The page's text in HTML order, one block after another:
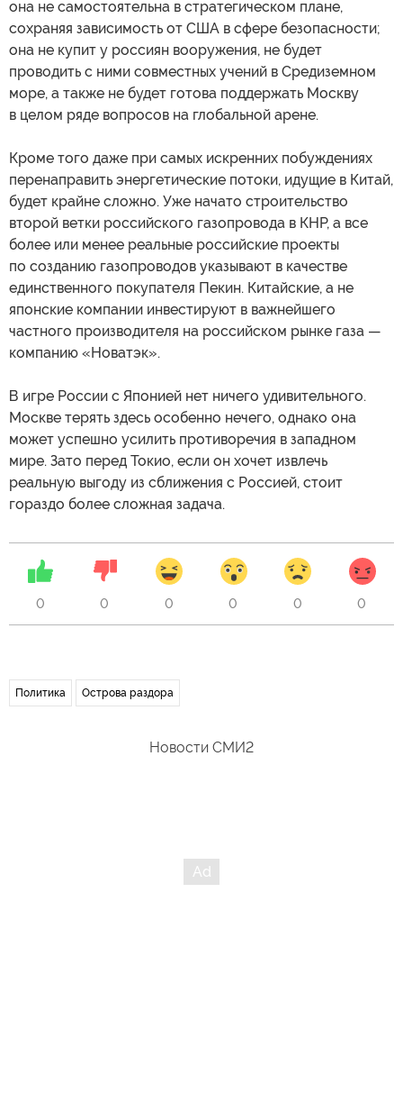
она не самостоятельна в стратегическом плане,
сохраняя зависимость от США в сфере безопасности;
она не купит у россиян вооружения, не будет
проводить с ними совместных учений в Средиземном
море, а также не будет готова поддержать Москву
в целом ряде вопросов на глобальной арене.
Кроме того даже при самых искренних побуждениях
перенаправить энергетические потоки, идущие в Китай,
будет крайне сложно. Уже начато строительство
второй ветки российского газопровода в КНР, а все
более или менее реальные российские проекты
по созданию газопроводов указывают в качестве
единственного покупателя Пекин. Китайские, а не
японские компании инвестируют в важнейшего
частного производителя на российском рынке газа —
компанию «Новатэк».
В игре России с Японией нет ничего удивительного.
Москве терять здесь особенно нечего, однако она
может успешно усилить противоречия в западном
мире. Зато перед Токио, если он хочет извлечь
реальную выгоду из сближения с Россией, стоит
гораздо более сложная задача.
0 0 0 0 0 0
Политика Острова раздора
Новости СМИ2